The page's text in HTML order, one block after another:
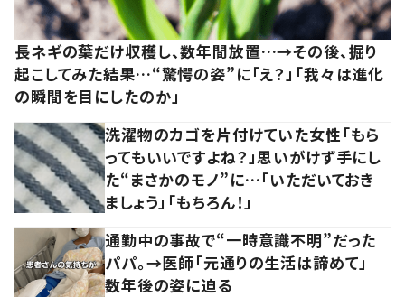
長ネギの葉だけ収穫し、数年間放置…→その後、掘り
起こしてみた結果…“驚愕の姿”に「え？」「我々は進化
の瞬間を目にしたのか」
洗濯物のカゴを片付けていた女性「もら
ってもいいですよね？」思いがけず手にし
た“まさかのモノ”に…「いただいておき
ましょう」「もちろん！」
通勤中の事故で“一時意識不明”だった
パパ。→医師「元通りの生活は諦めて」
数年後の姿に迫る